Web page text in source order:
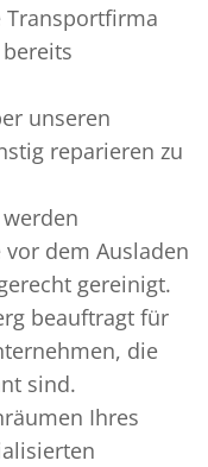
Transportfirma
unseren
reparieren zu
dem Ausladen
gereinigt.
beauftragt für
die
sind.
Ihres